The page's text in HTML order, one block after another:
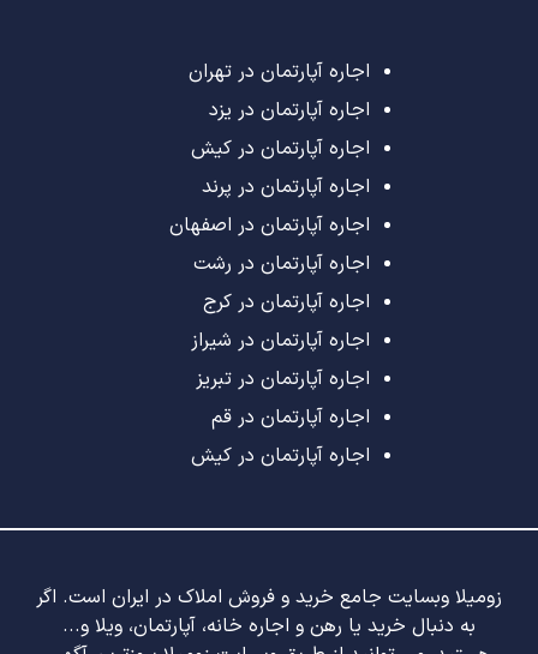
اجاره آپارتمان در تهران
اجاره آپارتمان در یزد
اجاره آپارتمان در کیش
اجاره آپارتمان در پرند
اجاره آپارتمان در اصفهان
اجاره آپارتمان در رشت
اجاره آپارتمان در کرج
اجاره آپارتمان در شیراز
اجاره آپارتمان در تبریز
اجاره آپارتمان در قم
اجاره آپارتمان در کیش
زومیلا وبسایت جامع خرید و فروش املاک در ایران است. اگر
به دنبال خرید یا رهن و اجاره خانه، آپارتمان، ویلا و...